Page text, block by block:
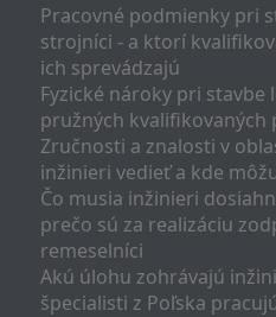
Pracovné podmienky pri
strojníci - a ktorí
ich sprevádzajú
Fyzické nároky pri
pružných kvalifikovaných
Zručnosti a znalosti v
inžinieri vedieť a kde
Čo musia inžinieri
prečo sú za realizáciu
remeselníci
Akú úlohu zohrávajú
špecialisti z Poľska